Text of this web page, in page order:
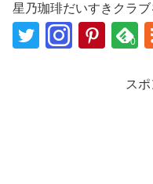
星乃珈琲だいすきクラ
0
ス